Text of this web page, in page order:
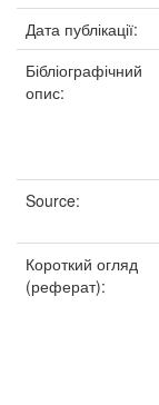
Дата публікації:
Бібліографічний
опис:
Source:
Короткий огляд
(реферат):